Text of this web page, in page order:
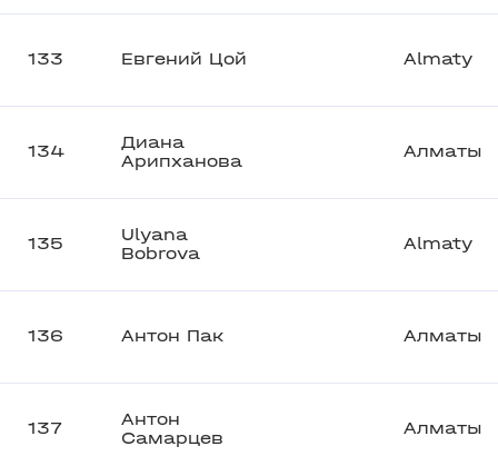
133 Евгений Цой Almaty
134
Диана
Арипханова
Алматы
135
Ulyana
Bobrova
Almaty
136 Антон Пак Алматы
137
Антон
Самарцев
Алматы